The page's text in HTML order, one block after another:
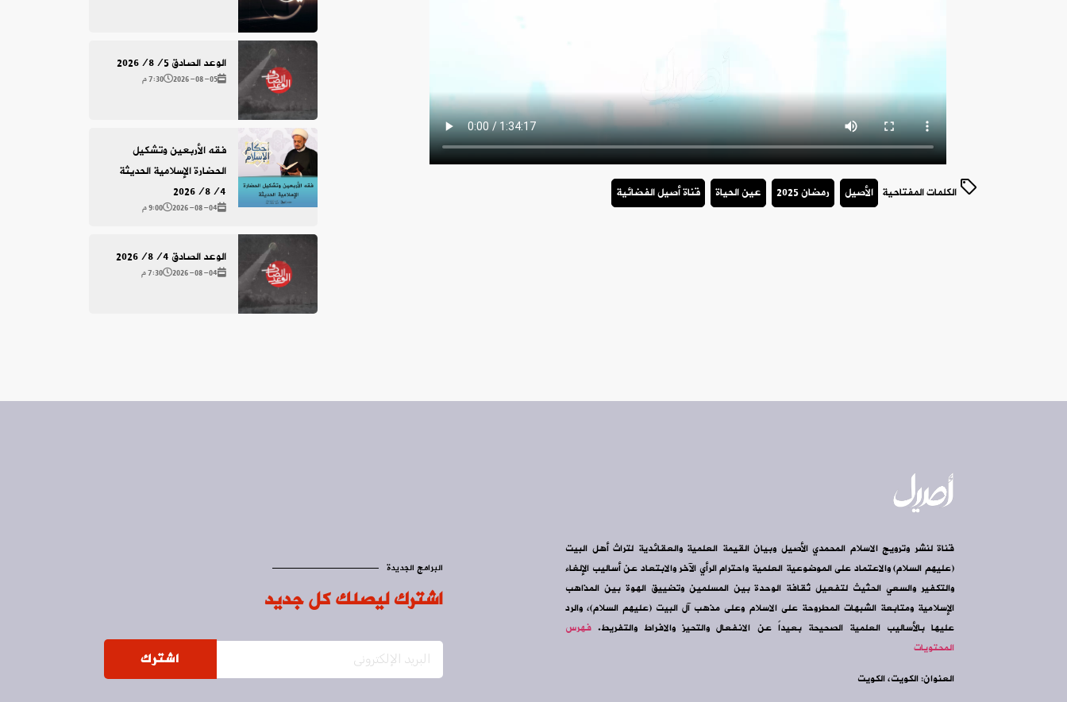
الكلمات المفتاحية الأصيل رمضان 2025 عين الحياة قناة أصيل الفضائية
الوعد الصادق 2026/8/5
2026-08-05 7:30 م
فقه الأربعين وتشكيل
الحضارة الإسلامية الحديثة
2026/8/4
2026-08-04 9:00 م
الوعد الصادق 2026/8/4
2026-08-04 7:30 م
قناة لنشر وترويج الاسلام المحمدي الأصيل وبيان القيمة العلمية والعقائدية لتراث أهل البيت
(عليهم السلام) والاعتماد على الموضوعية العلمية واحترام الرأي الآخر والابتعاد عن أساليب الإلغاء
والتكفير والسعي الحثيث لتفعيل ثقافة الوحدة بين المسلمين وتضييق الهوة بين المذاهب
الإسلامية ومتابعة الشبهات المطروحة على الاسلام وعلى مذهب آل البيت (عليهم السلام)، والرد
عليها بالأساليب العلمية الصحيحة بعيداً عن الانفعال والتحيز والافراط والتفريط. فهرس
المحتويات
العنوان: الكويت، الكويت
البرامج الجديدة
اشترك ليصلك كل جديد
اشترك